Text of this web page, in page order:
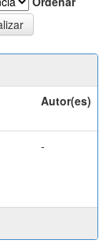
Autor(es)
-